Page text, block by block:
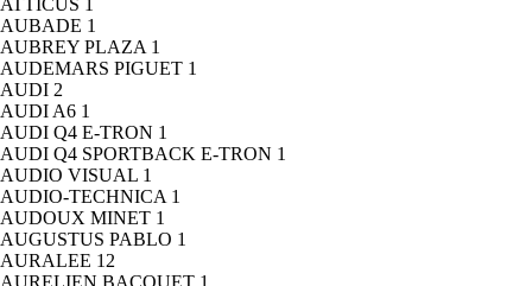
ATTICUS 1
AUBADE 1
AUBREY PLAZA 1
AUDEMARS PIGUET 1
AUDI 2
AUDI A6 1
AUDI Q4 E-TRON 1
AUDI Q4 SPORTBACK E-TRON 1
AUDIO VISUAL 1
AUDIO-TECHNICA 1
AUDOUX MINET 1
AUGUSTUS PABLO 1
AURALEE 12
AURELIEN BACQUET 1